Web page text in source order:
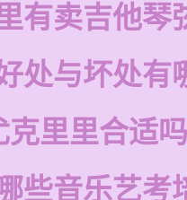
有卖吉他琴
处与坏处有
克里里合适吗
些音乐艺考